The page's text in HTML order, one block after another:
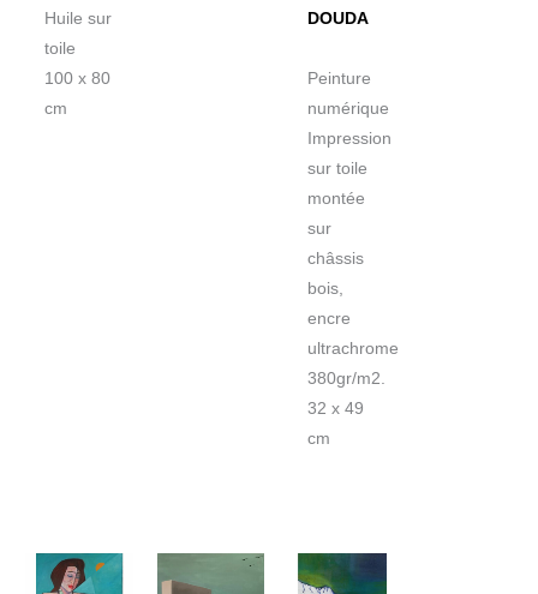
Huile sur
toile
100 x 80
cm
DOUDA
Peinture
numérique
Impression
sur toile
montée
sur
châssis
bois,
encre
ultrachrome
380gr/m2.
32 x 49
cm